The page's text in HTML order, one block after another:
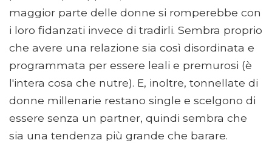
maggior parte delle donne si romperebbe con
i loro fidanzati invece di tradirli. Sembra proprio
che avere una relazione sia così disordinata e
programmata per essere leali e premurosi (è
l'intera cosa che nutre). E, inoltre, tonnellate di
donne millenarie restano single e scelgono di
essere senza un partner, quindi sembra che
sia una tendenza più grande che barare.